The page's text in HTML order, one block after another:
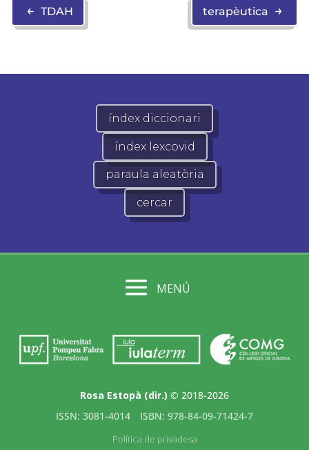
← TDAH terapèutica →
índex diccionari
índex lexcovid
paraula aleatòria
cercar
MENÚ
Rosa Estopà (dir.) © 2018-2026
ISSN: 3081-4014
ISBN: 978-84-09-71424-7
Política de privadesa